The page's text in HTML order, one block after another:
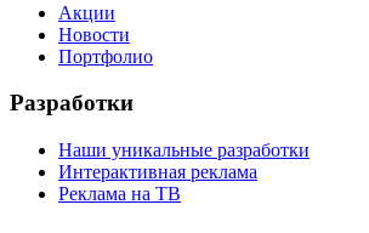
Акции
Новости
Портфолио
Разработки
Наши уникальные разработки
Интерактивная реклама
Реклама на ТВ